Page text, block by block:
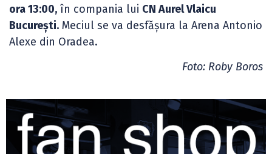
ora 13:00, în compania lui CN Aurel Vlaicu
București. Meciul se va desfășura la Arena Antonio
Alexe din Oradea.
Foto: Roby Boros